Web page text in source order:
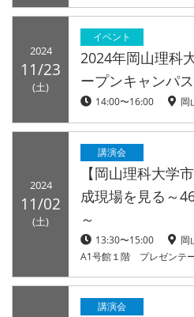
2024
11/23
(土)
イベント
2024年岡山理科
ープンキャンパス
14:00〜16:00 岡
2024
11/02
(土)
講演会
【岡山理科大学
成現場を見る～
～
13:30〜15:00
岡
A1号館１階 プレゼンテ
講演会